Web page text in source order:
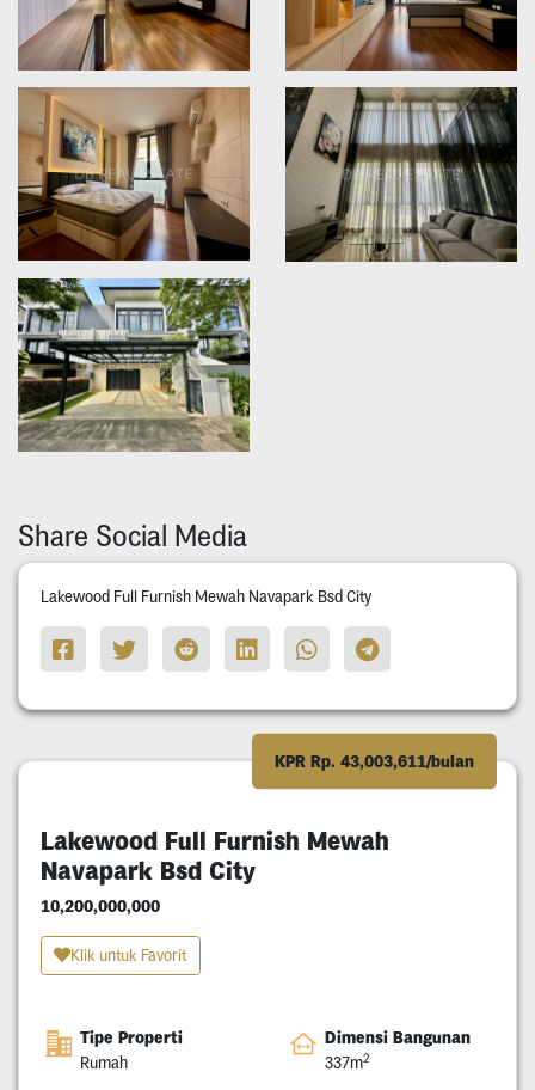
Share Social Media
Lakewood Full Furnish Mewah Navapark Bsd City
KPR Rp. 43,003,611/bulan
Lakewood Full Furnish Mewah
Navapark Bsd City
10,200,000,000
Klik untuk Favorit
Tipe Properti
Rumah
Dimensi Bangunan
337m2